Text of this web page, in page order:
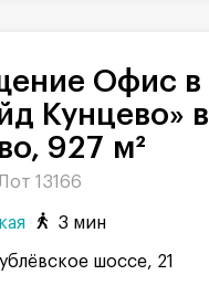
Кунцево»
927 м²
13166
3 мин
шоссе, 21